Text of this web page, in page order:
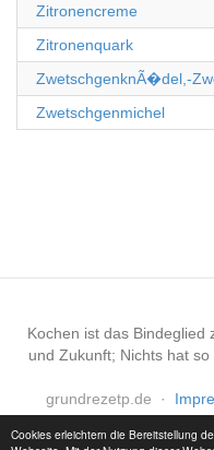
Cookies erleichtern die Bereitstellung
Zitronencreme
Zitronenquark
ZwetschgenknÃ�del,-
Zwetschgenmichel
Kochen ist das Bindeglied
und Zukunft; Nichts hat
grundrezetp.de ·